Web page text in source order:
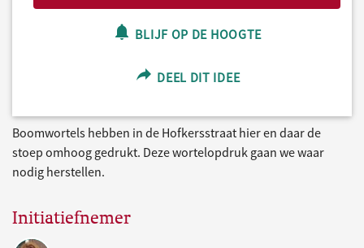
BLIJF OP DE HOOGTE
DEEL DIT IDEE
Boomwortels hebben in de Hofkersstraat hier en daar de
stoep omhoog gedrukt. Deze wortelopdruk gaan we waar
nodig herstellen.
Initiatiefnemer